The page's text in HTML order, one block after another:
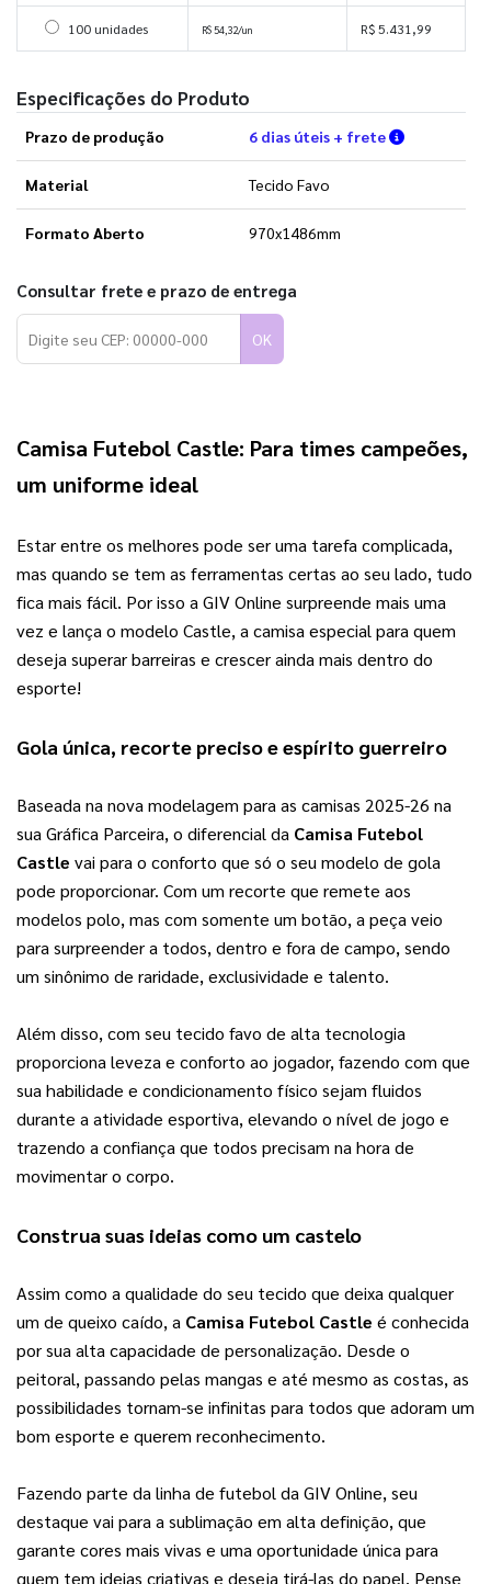
Selecionar 100 unidades
100 unidades R$ 54,32/un R$ 5.431,99
Especificações do Produto
Prazo de produção 6 dias úteis + frete Verifique
Material Tecido Favo
Formato Aberto 970x1486mm
Consultar frete e prazo de entrega
OK
Camisa Futebol Castle: Para times campeões,
um uniforme ideal
Estar entre os melhores pode ser uma tarefa complicada,
mas quando se tem as ferramentas certas ao seu lado, tudo
fica mais fácil. Por isso a GIV Online surpreende mais uma
vez e lança o modelo Castle, a camisa especial para quem
deseja superar barreiras e crescer ainda mais dentro do
esporte!
Gola única, recorte preciso e espírito guerreiro
Baseada na nova modelagem para as camisas 2025-26 na
sua Gráfica Parceira, o diferencial da Camisa Futebol
Castle vai para o conforto que só o seu modelo de gola
pode proporcionar. Com um recorte que remete aos
modelos polo, mas com somente um botão, a peça veio
para surpreender a todos, dentro e fora de campo, sendo
um sinônimo de raridade, exclusividade e talento.
Além disso, com seu tecido favo de alta tecnologia
proporciona leveza e conforto ao jogador, fazendo com que
sua habilidade e condicionamento físico sejam fluidos
durante a atividade esportiva, elevando o nível de jogo e
trazendo a confiança que todos precisam na hora de
movimentar o corpo.
Construa suas ideias como um castelo
Assim como a qualidade do seu tecido que deixa qualquer
um de queixo caído, a Camisa Futebol Castle é conhecida
por sua alta capacidade de personalização. Desde o
peitoral, passando pelas mangas e até mesmo as costas, as
possibilidades tornam-se infinitas para todos que adoram um
bom esporte e querem reconhecimento.
Fazendo parte da linha de futebol da GIV Online, seu
destaque vai para a sublimação em alta definição, que
garante cores mais vivas e uma oportunidade única para
quem tem ideias criativas e deseja tirá-las do papel. Pense